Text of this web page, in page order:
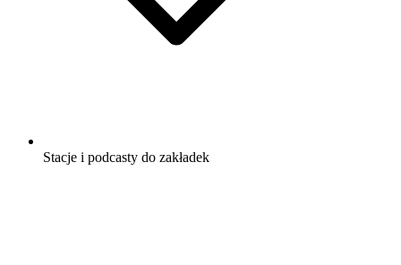
Stacje i podcasty do zakładek